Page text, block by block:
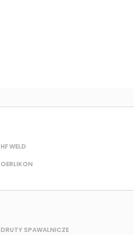
HF WELD
OERLIKON
DRUTY SPAWALNICZE